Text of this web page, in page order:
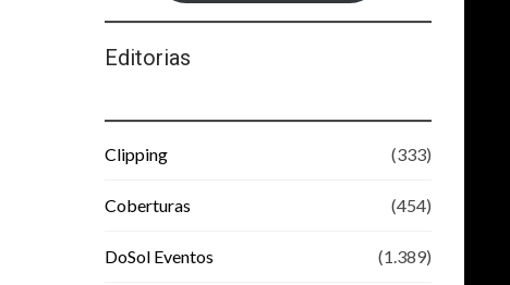
Editorias
Clipping (333)
Coberturas (454)
DoSol Eventos (1.389)